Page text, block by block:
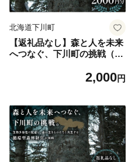
北海道下川町
【返礼品なし】森と人を未来
へつなぐ、下川町の挑戦（20
2,000円